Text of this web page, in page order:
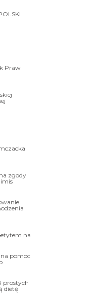
Praw
zgody
na
pomoc
prostych
dietę